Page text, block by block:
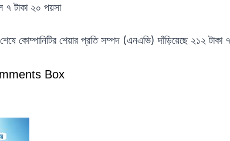
টাকা ২০ পয়সা
কোম্পানিটির শেয়ার প্রতি সম্পদ (এনএভি) দাঁড়িয়েছে ২১২ টাকা
Box